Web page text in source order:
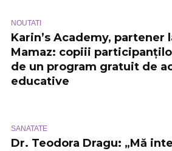
NOUTATI
Karin’s Academy, partener
Mamaz: copiii
de un program gratuit de
educative
SANATATE
Dr. Teodora Dragu: „Mă